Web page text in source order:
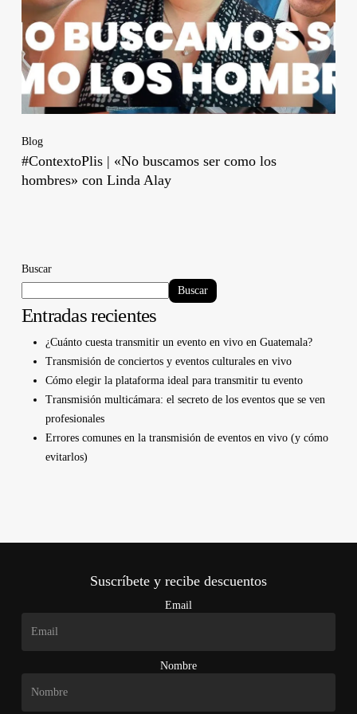
Blog
#ContextoPlis | «No buscamos ser como los
hombres» con Linda Alay
Buscar
Buscar
Entradas recientes
¿Cuánto cuesta transmitir un evento en vivo en Guatemala?
Transmisión de conciertos y eventos culturales en vivo
Cómo elegir la plataforma ideal para transmitir tu evento
Transmisión multicámara: el secreto de los eventos que se ven
profesionales
Errores comunes en la transmisión de eventos en vivo (y cómo
evitarlos)
Suscríbete y recibe descuentos
Email
Nombre